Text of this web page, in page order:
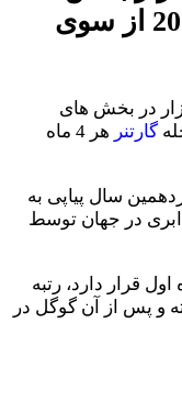
زیرساخت ابری در سال2021 از سوی
در بخش های
گارتنر
هر 4 ماه
سال پیاپی به
ابری در جهان توسط
قرار دارد، رتبه
و پس از آن گوگل در